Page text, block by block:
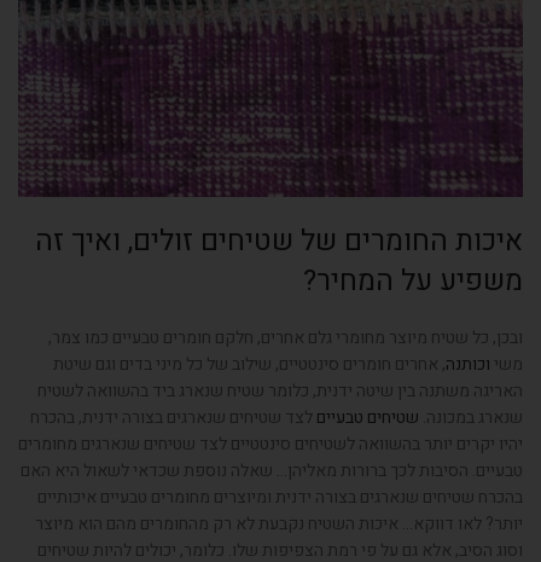
איכות החומרים של שטיחים זולים, ואיך זה
משפיע על המחיר?
ובכן, כל שטיח מיוצר מחומרי גלם אחרים, חלקם חומרים טבעיים כמו צמר,
משי וכותנה, אחרים חומרים סינטטיים, שילוב של כל מיני בדים וגם שיטת
האריגה משתנה בין שיטה ידנית, כלומר שטיח שנארג ביד בהשוואה לשטיח
שנארג במכונה. שטיחים טבעייםלצד שטיחים שנארגים בצורה ידנית, בהכרח
יהיו יקרים יותר בהשוואה לשטיחים סינטטיים לצד שטיחים שנארגים מחומרים
טבעיים. הסיבות לכך ברורות מאליהן… שאלה נוספת שכדאי לשאול היא האם
בהכרח שטיחים שנארגים בצורה ידנית ומיוצרים מחומרים טבעיים איכותיים
יותר? לאו דווקא… איכות השטיח נקבעת לא רק מהחומרים מהם הוא מיוצר
וסוג הסיב, אלא גם על פי רמת הצפיפות שלו. כלומר, יכולים להיות שטיחים